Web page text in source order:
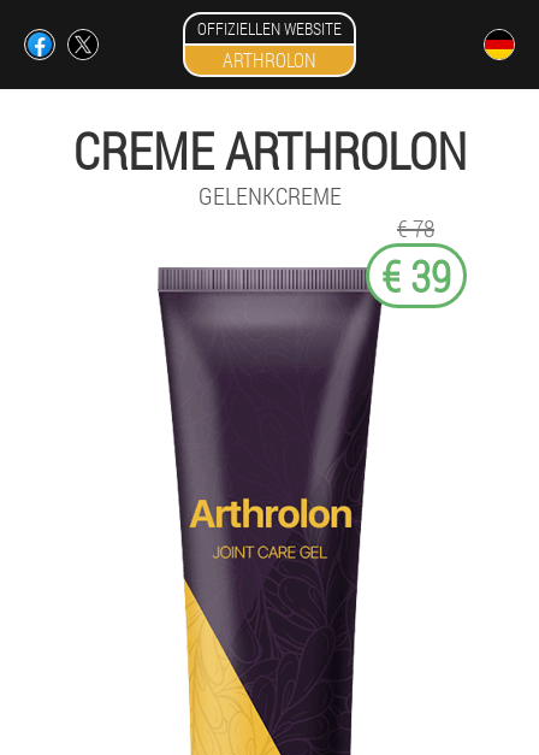
OFFIZIELLEN WEBSITE
ARTHROLON
CREME ARTHROLON
GELENKCREME
€ 78
€ 39